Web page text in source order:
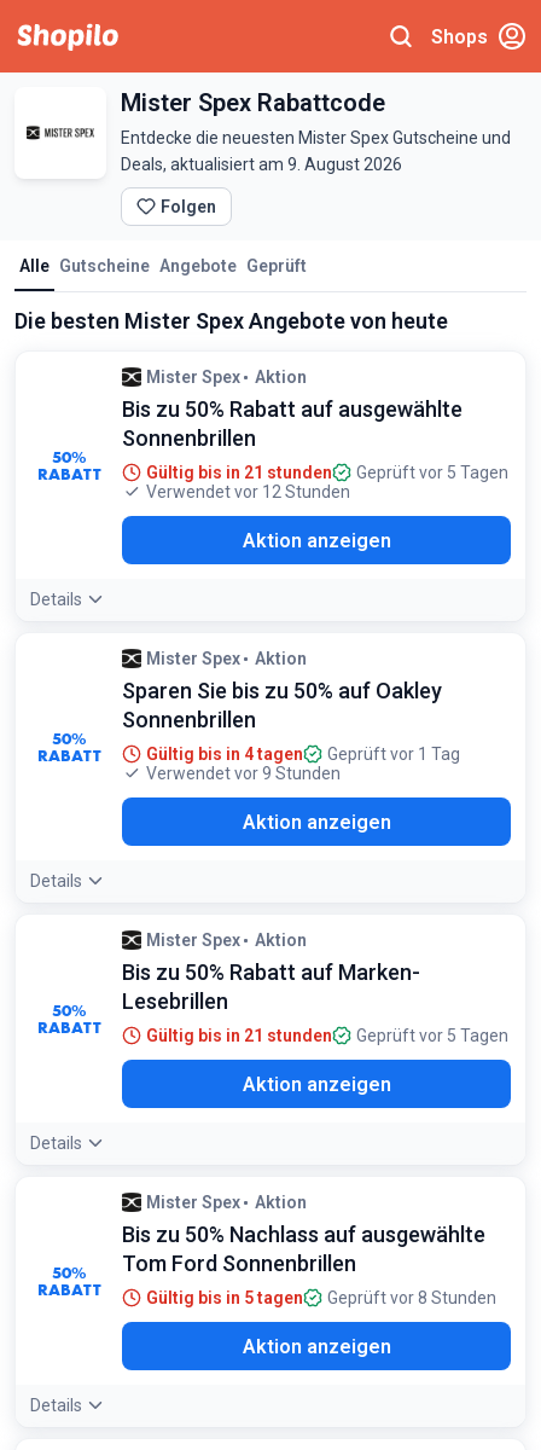
Shops
Mister Spex Rabattcode
Entdecke die neuesten Mister Spex Gutscheine und
Deals, aktualisiert am 9. August 2026
Folgen
Alle Gutscheine Angebote Geprüft
Die besten Mister Spex Angebote von heute
50%
RABATT
Mister Spex Aktion
Bis zu 50% Rabatt auf ausgewählte
Sonnenbrillen
Gültig bis in 21 stunden
Geprüft vor 5 Tagen
Verwendet vor 12 Stunden
Aktion anzeigen
Details
50%
RABATT
Mister Spex Aktion
Sparen Sie bis zu 50% auf Oakley
Sonnenbrillen
Gültig bis in 4 tagen
Geprüft vor 1 Tag
Verwendet vor 9 Stunden
Aktion anzeigen
Details
50%
RABATT
Mister Spex Aktion
Bis zu 50% Rabatt auf Marken-
Lesebrillen
Gültig bis in 21 stunden Geprüft vor 5 Tagen
Aktion anzeigen
Details
50%
RABATT
Mister Spex Aktion
Bis zu 50% Nachlass auf ausgewählte
Tom Ford Sonnenbrillen
Gültig bis in 5 tagen Geprüft vor 8 Stunden
Aktion anzeigen
Details